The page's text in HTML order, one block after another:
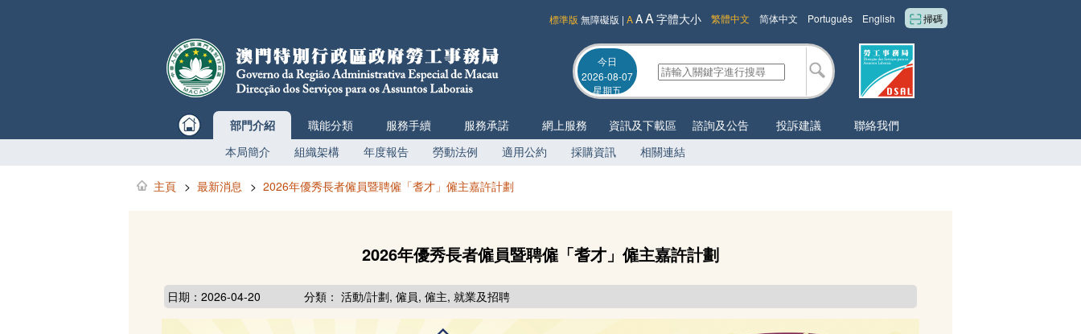
掃碼
English
Português
简体中文
繁體中文
標準版 無障礙版 | AAA字體大小
今日
2026-08-07
星期五
部門介紹
本局簡介
組織架構 年度報告 勞動法例 適用公約 採購資訊 相關連結
職能分類 服務手續 服務承諾 網上服務 資訊及下載區 諮詢及公告 投訴建議 聯絡我們
主頁 > 最新消息 > 2026年優秀長者僱員暨聘僱「耆才」僱主嘉許計劃
2026年優秀長者僱員暨聘僱「耆才」僱主嘉許計劃
日期：2026-04-20 分類： 活動/計劃, 僱員, 僱主, 就業及招聘